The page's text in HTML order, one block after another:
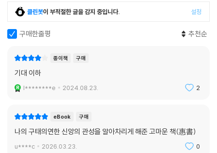
가 아니라, 우리가 ‘어떤 자세로’ 있는가가 관건이 되는 것입니다. 따라서
히브리어의 바라크를 한자로 옮기자면, ‘복 복’(福)보다는 ‘엎드릴 복’(伏)
에 더 가깝습니다.
클린봇이 부적절한 글을 감지 중입니다. 설정
구매한줄평 추천순
종이책 구매
기대 이하
l********e 2024.08.23. 2
eBook 구매
나의 구태의연한 신앙의 관성을 알아차리게 해준 고마운 책(惠書)
u****c 2026.03.23. 0